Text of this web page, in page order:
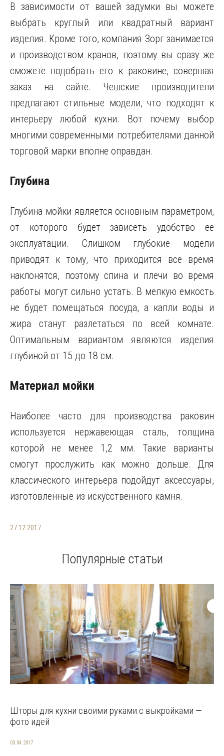
В зависимости от вашей задумки вы можете
выбрать круглый или квадратный вариант
изделия. Кроме того, компания Зорг занимается
и производством кранов, поэтому вы сразу же
сможете подобрать его к раковине, совершая
заказ на сайте. Чешские производители
предлагают стильные модели, что подходят к
интерьеру любой кухни. Вот почему выбор
многими современными потребителями данной
торговой марки вполне оправдан.
Глубина
Глубина мойки является основным параметром,
от которого будет зависеть удобство ее
эксплуатации. Слишком глубокие модели
приводят к тому, что приходится все время
наклонятся, поэтому спина и плечи во время
работы могут сильно устать. В мелкую емкость
не будет помещаться посуда, а капли воды и
жира станут разлетаться по всей комнате.
Оптимальным вариантом являются изделия
глубиной от 15 до 18 см.
Материал мойки
Наиболее часто для производства раковин
используется нержавеющая сталь, толщина
которой не менее 1,2 мм. Такие варианты
смогут прослужить как можно дольше. Для
классического интерьера подойдут аксессуары,
изготовленные из искусственного камня.
27.12.2017
Популярные статьи
Шторы для кухни своими руками с выкройками —
фото идей
03.04.2017